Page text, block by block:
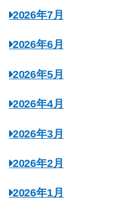
2026年7月
2026年6月
2026年5月
2026年4月
2026年3月
2026年2月
2026年1月